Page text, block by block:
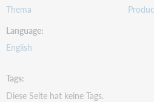
Thema
Language
English
Tags
Diese Seite hat keine Tags.